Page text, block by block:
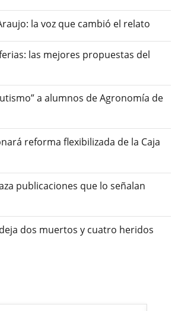
la voz que cambió el relato
las mejores propuestas del
a alumnos de Agronomía de
reforma flexibilizada de la Caja
publicaciones que lo señalan
dos muertos y cuatro heridos